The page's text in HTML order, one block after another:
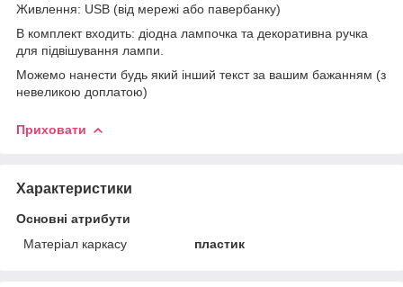
Живлення: USB (від мережі або павербанку)
В комплект входить: діодна лампочка та декоративна ручка
для підвішування лампи.
Можемо нанести будь який інший текст за вашим бажанням (з
невеликою доплатою)
Приховати
Характеристики
Основні атрибути
Матеріал каркасу
пластик